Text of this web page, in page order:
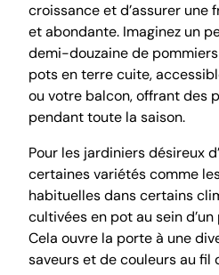
croissance et d’assurer
et abondante. Imaginez un
demi-douzaine de
pots en terre cuite,
ou votre balcon, offrant des
pendant toute la saison.
Pour les jardiniers désireux
certaines variétés comme
habituelles dans certains
cultivées en pot au sein
Cela ouvre la porte à une
saveurs et de couleurs au fil